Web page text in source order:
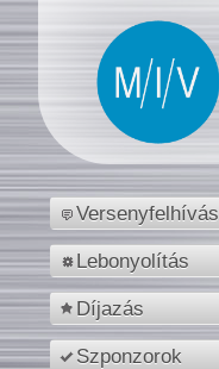
Versenyfelhívás
Lebonyolítás
Díjazás
Szponzorok